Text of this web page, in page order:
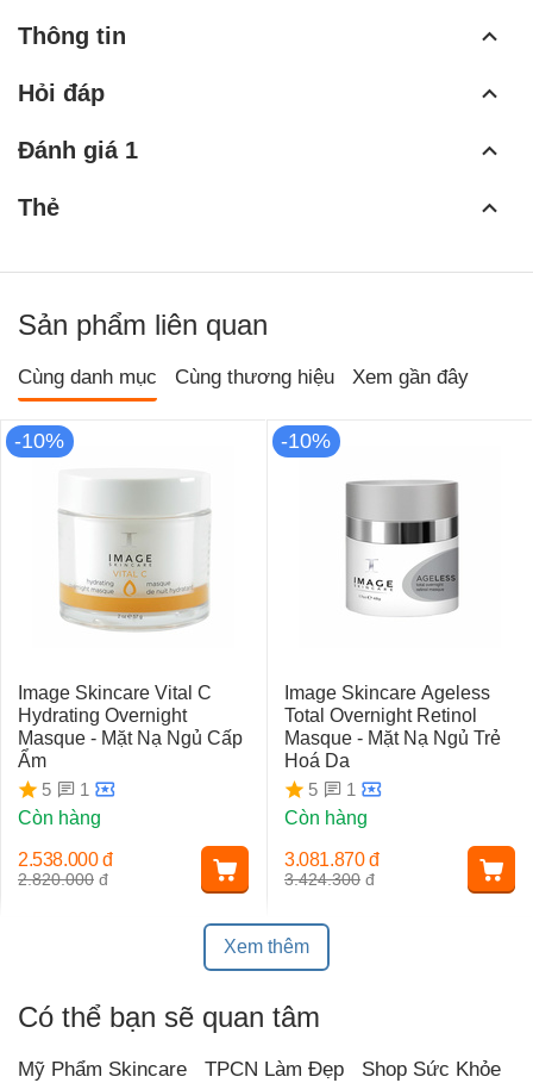
Thông tin
Hỏi đáp
Đánh giá 1
Thẻ
Sản phẩm liên quan
Cùng danh mục Cùng thương hiệu Xem gần đây
-10%
Image Skincare Vital C
Hydrating Overnight
Masque - Mặt Nạ Ngủ Cấp
Ẩm
5
1
Còn hàng
2.820.000 đ
2.538.000 đ
-10%
Image Skincare Ageless
Total Overnight Retinol
Masque - Mặt Nạ Ngủ Trẻ
Hoá Da
5
1
Còn hàng
3.424.300 đ
3.081.870 đ
Xem thêm
Có thể bạn sẽ quan tâm
Mỹ Phẩm Skincare TPCN Làm Đẹp Shop Sức Khỏe